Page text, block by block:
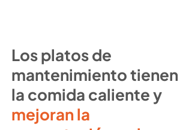
Los platos de
mantenimiento tienen
la comida caliente y
mejoran la